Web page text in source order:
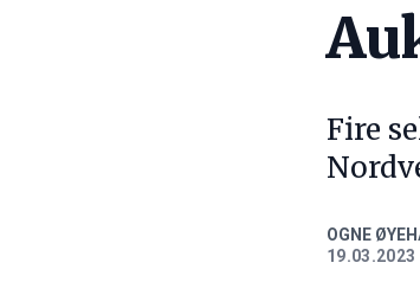
Fire
OGNE
19.03.2023